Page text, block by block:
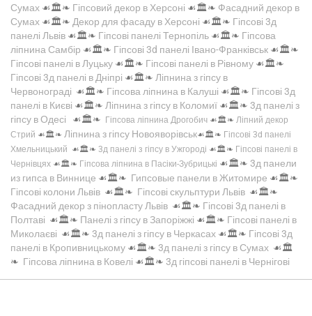
Сумах ☙🏛️❧ Гіпсовий декор в Херсоні ☙🏛️❧ Фасадний декор в
Сумах ☙🏛️❧ Декор для фасаду в Херсоні ☙🏛️❧ Гіпсові 3д
панелі Львів ☙🏛️❧ Гіпсові панелі Тернопіль ☙🏛️❧ Гіпсова
ліпнина Самбір ☙🏛️❧ Гіпсові 3d панелі Івано-Франківськ ☙🏛️❧
Гіпсові панелі в Луцьку ☙🏛️❧ Гіпсові панелі в Рівному ☙🏛️❧
Гіпсові 3д панелі в Дніпрі ☙🏛️❧ Ліпнина з гіпсу в
Червонограді ☙🏛️❧ Гіпсова ліпнина в Калуші ☙🏛️❧ Гіпсові 3д
панелі в Києві ☙🏛️❧ Ліпнина з гіпсу в Коломиї ☙🏛️❧ 3д панелі з
гіпсу в Одесі ☙🏛️❧ Гіпсова ліпнина Дрогобич ☙🏛️❧ Ліпний декор
Стрий ☙🏛️❧ Ліпнина з гіпсу Новояворівськ☙🏛️❧ Гіпсові 3d панелі
Хмельницький ☙🏛️❧ 3д панелі з гіпсу в Ужгороді ☙🏛️❧ Гіпсові панелі в
Чернівцях ☙🏛️❧ Гіпсова ліпнина в Пасіки-Зубрицькі ☙🏛️❧ 3д панели
из гипса в Виннице ☙🏛️❧ Гипсовые панели в Житомире ☙🏛️❧
Гіпсові колони Львів ☙🏛️❧ Гіпсові скульптури Львів ☙🏛️❧
Фасадний декор з пінопласту Львів ☙🏛️❧ Гіпсові 3д панелі в
Полтаві ☙🏛️❧ Панелі з гіпсу в Запоріжжі ☙🏛️❧ Гіпсові панелі в
Миколаєві ☙🏛️❧ 3д панелі з гіпсу в Черкасах ☙🏛️❧ Гіпсові 3д
панелі в Кропивницькому ☙🏛️❧ 3д панелі з гіпсу в Сумах ☙🏛️
❧ Гіпсова ліпнина в Ковелі ☙🏛️❧ 3д гіпсові панелі в Чернігові